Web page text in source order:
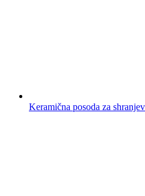
Keramična posoda za